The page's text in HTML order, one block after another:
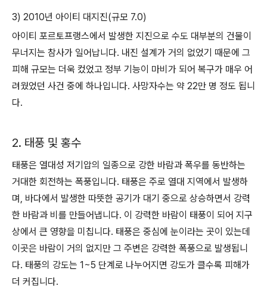
3) 2010년 아이티 대지진(규모 7.0)
아이티 포르토프랭스에서 발생한 지진으로 수도 대부분의 건물이
무너지는 참사가 일어납니다. 내진 설계가 거의 없었기 때문에 그
피해 규모는 더욱 컸었고 정부 기능이 마비가 되어 복구가 매우 어
려웠었던 사건 중에 하나입니다. 사망자수는 약 22만 명 정도 됩니
다.
2. 태풍 및 홍수
태풍은 열대성 저기압의 일종으로 강한 바람과 폭우를 동반하는
거대한 회전하는 폭풍입니다. 태풍은 주로 열대 지역에서 발생하
며, 바다에서 발생한 따뜻한 공기가 대기 중으로 상승하면서 강력
한 바람과 비를 만들어냅니다. 이 강력한 바람이 태풍이 되어 지구
상에서 큰 영향을 미칩니다. 태풍은 중심에 눈이라는 곳이 있는데
이곳은 바람이 거의 없지만 그 주변은 강력한 폭풍으로 발생됩니
다. 태풍의 강도는 1~5 단계로 나누어지면 강도가 클수록 피해가
더 커집니다.